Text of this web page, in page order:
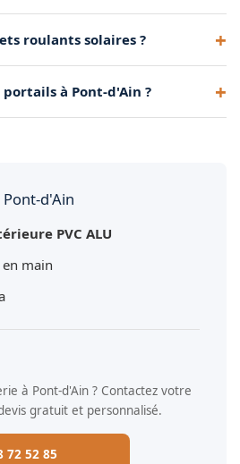
dans un large choix de coloris et
à chaque habitat.
roulants solaires ?
sont autonomes en énergie et
électrique.
portails à Pont-d'Ain ?
d'Ain
PVC ALU
main
à Pont-d'Ain ? Contactez votre
gratuit et personnalisé.
52 85